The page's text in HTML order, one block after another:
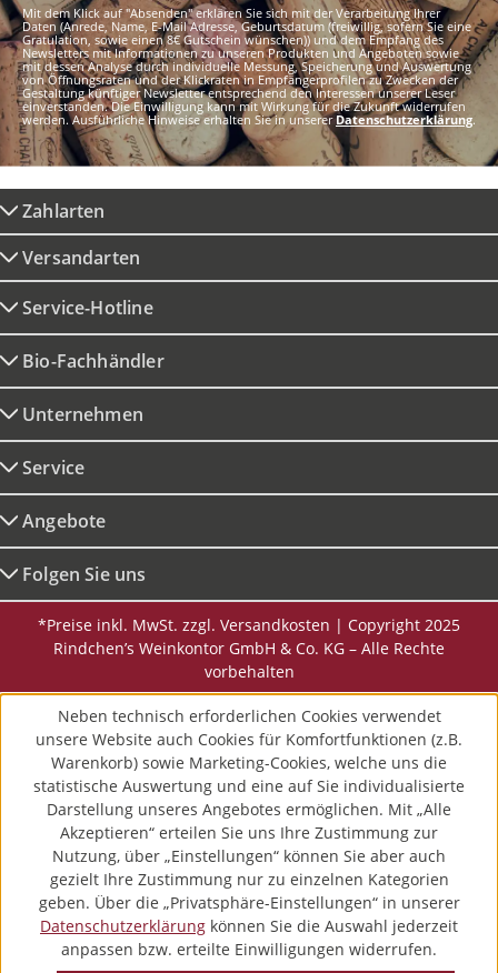
Mit dem Klick auf "Absenden" erklären Sie sich mit der Verarbeitung Ihrer
Daten (Anrede, Name, E-Mail Adresse, Geburtsdatum (freiwillig, sofern Sie eine
Gratulation, sowie einen 8€ Gutschein wünschen)) und dem Empfang des
Newsletters mit Informationen zu unseren Produkten und Angeboten sowie
mit dessen Analyse durch individuelle Messung, Speicherung und Auswertung
von Öffnungsraten und der Klickraten in Empfängerprofilen zu Zwecken der
Gestaltung künftiger Newsletter entsprechend den Interessen unserer Leser
einverstanden. Die Einwilligung kann mit Wirkung für die Zukunft widerrufen
werden. Ausführliche Hinweise erhalten Sie in unsererDatenschutzerklärung.
Zahlarten
Versandarten
Service-Hotline
Bio-Fachhändler
Unternehmen
Service
Angebote
Folgen Sie uns
*Preise inkl. MwSt. zzgl. Versandkosten | Copyright 2025
Rindchen’s Weinkontor GmbH & Co. KG – Alle Rechte
vorbehalten
Neben technisch erforderlichen Cookies verwendet
unsere Website auch Cookies für Komfortfunktionen (z.B.
Warenkorb) sowie Marketing-Cookies, welche uns die
statistische Auswertung und eine auf Sie individualisierte
Darstellung unseres Angebotes ermöglichen. Mit „Alle
Akzeptieren“ erteilen Sie uns Ihre Zustimmung zur
Nutzung, über „Einstellungen“ können Sie aber auch
gezielt Ihre Zustimmung nur zu einzelnen Kategorien
geben. Über die „Privatsphäre-Einstellungen“ in unserer
Datenschutzerklärung können Sie die Auswahl jederzeit
anpassen bzw. erteilte Einwilligungen widerrufen.